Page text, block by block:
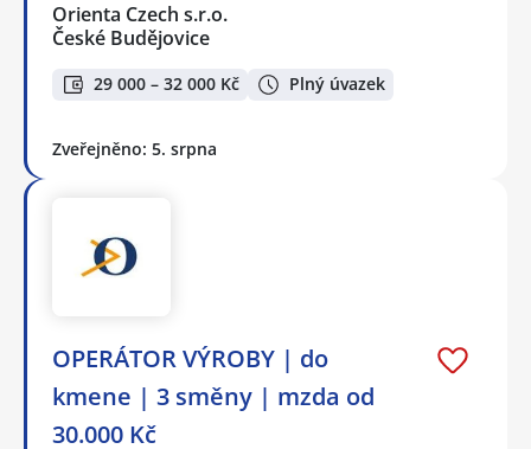
Orienta Czech s.r.o.
České Budějovice
29 000 – 32 000 Kč Plný úvazek
Zveřejněno: 5. srpna
OPERÁTOR VÝROBY | do
kmene | 3 směny | mzda od
30.000 Kč